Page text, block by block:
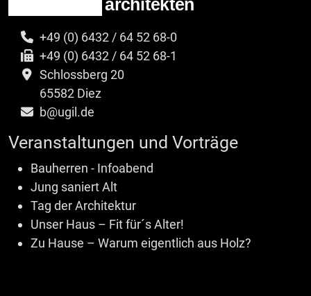
+49 (0) 6432 / 64 52 68-0
+49 (0) 6432 / 64 52 68-1
Schlossberg 20
65582 Diez
b@ugil.de
Veranstaltungen und Vorträge
Bauherren - Infoabend
Jung saniert Alt
Tag der Architektur
Unser Haus – Fit für´s Alter!
Zu Hause – Warum eigentlich aus Holz?